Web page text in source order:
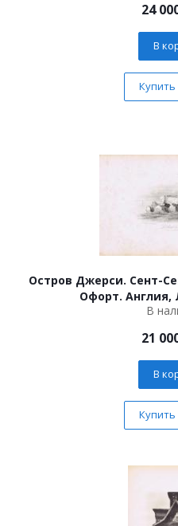
24
В
Купить
Остров Джерси. Сент-
Офорт. Англия,
В
21
В
Купить